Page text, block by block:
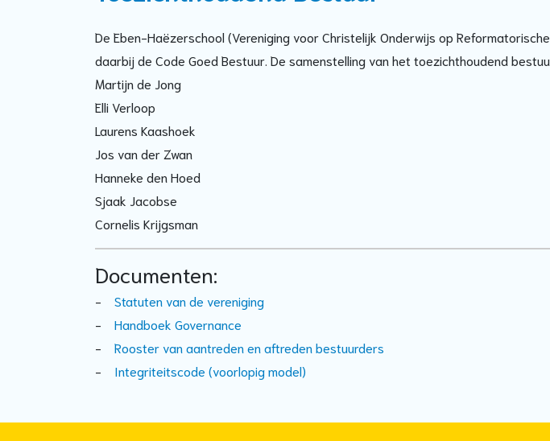
De Eben-Haëzerschool (Vereniging voor Christelijk Onderwijs op
daarbij de Code Goed Bestuur. De samenstelling van het toezichthoudend
Martijn de Jong
Elli Verloop
Laurens Kaashoek
Jos van der Zwan
Hanneke den Hoed
Sjaak Jacobse
Cornelis Krijgsman
Documenten:
- Statuten van de vereniging
- Handboek Governance
- Rooster van aantreden en aftreden bestuurders
- Integriteitscode (voorlopig model)